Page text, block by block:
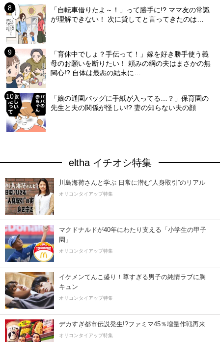
「自転車借りたよ～！」って勝手に!? ママ友の常識
が理解できない！ 次に貸してと言ってきたのは…
「育休中でしょ？手伝って！」嫁を好き勝手使う義
母のお願いを断りたい！ 頼みの綱の夫はまさかの無
関心!? 自体は最悪の結末に…
「娘の通園バッグに手紙が入ってる…？」保育園の
先生と夫の関係が怪しい!? 妻の知らない夫の顔
eltha イチオシ特集
川島海荷さんと学ぶ 日常に潜む“人身取引”のリアル
オリコンタイアップ特集
マクドナルドが40年にわたり支える「小学生の甲子
園」
オリコンタイアップ特集
イケメンてんこ盛り！尊すぎる男子の純情ラブに胸
キュン
オリコンタイアップ特集
デカすぎ都市伝説発生!?ファミマ45％増量作戦再来
オリコンタイアップ特集